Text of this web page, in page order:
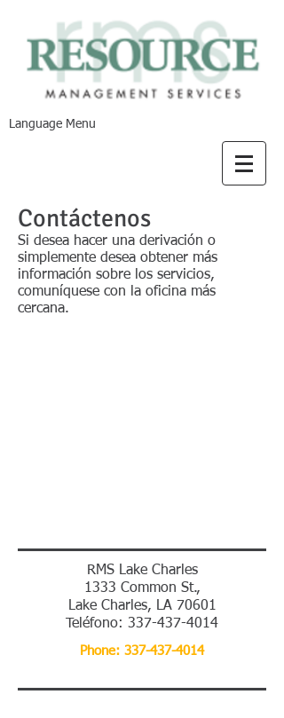
Language Menu
Contáctenos
Si desea hacer una derivación o
simplemente desea obtener más
información sobre los servicios,
comuníquese con la oficina más
cercana.
RMS Lake Charles
1333 Common St.,
Lake Charles, LA 70601
Teléfono: 337-437-4014
Phone: 337-437-4014